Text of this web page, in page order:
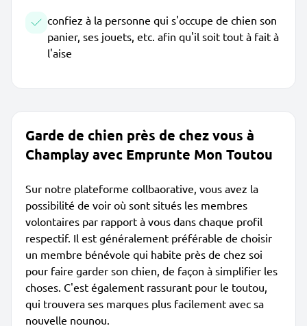
confiez à la personne qui s'occupe de chien son
panier, ses jouets, etc. afin qu'il soit tout à fait à
l'aise
Garde de chien près de chez vous à
Champlay avec Emprunte Mon Toutou
Sur notre plateforme collbaorative, vous avez la
possibilité de voir où sont situés les membres
volontaires par rapport à vous dans chaque profil
respectif. Il est généralement préférable de choisir
un membre bénévole qui habite près de chez soi
pour faire garder son chien, de façon à simplifier les
choses. C'est également rassurant pour le toutou,
qui trouvera ses marques plus facilement avec sa
nouvelle nounou.